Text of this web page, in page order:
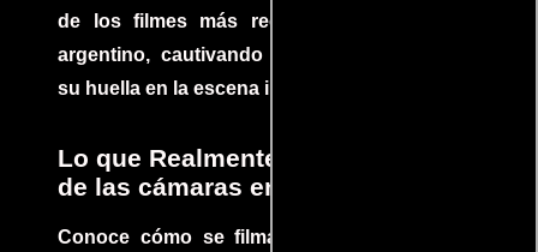
de los filmes más recomendados del cine
argentino, cautivando audiencias y dejando
su huella en la escena internacional.
Lo que Realmente Sucedió detrás
de las cámaras en Jurassic Park
Conoce cómo se filmaron algunas escenas